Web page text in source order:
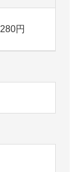
280円